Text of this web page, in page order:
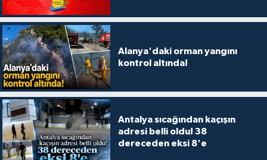
Alanya'daki orman yangını
kontrol altında!
Antalya sıcağından kaçışın
adresi belli oldu! 38
dereceden eksi 8'e